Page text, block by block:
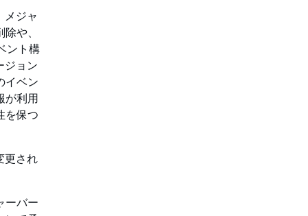
メジャ
や、
ント構
ジョン
イベン
が利用
を保つ
更され
ーバー